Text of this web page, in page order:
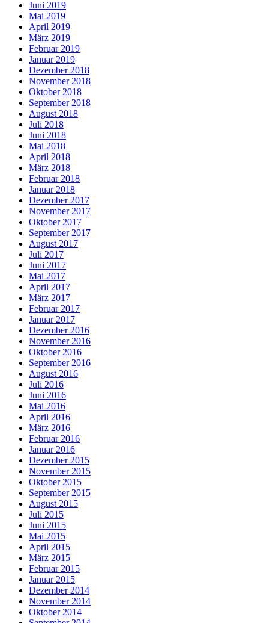
Juni 2019
Mai 2019
April 2019
März 2019
Februar 2019
Januar 2019
Dezember 2018
November 2018
Oktober 2018
September 2018
August 2018
Juli 2018
Juni 2018
Mai 2018
April 2018
März 2018
Februar 2018
Januar 2018
Dezember 2017
November 2017
Oktober 2017
September 2017
August 2017
Juli 2017
Juni 2017
Mai 2017
April 2017
März 2017
Februar 2017
Januar 2017
Dezember 2016
November 2016
Oktober 2016
September 2016
August 2016
Juli 2016
Juni 2016
Mai 2016
April 2016
März 2016
Februar 2016
Januar 2016
Dezember 2015
November 2015
Oktober 2015
September 2015
August 2015
Juli 2015
Juni 2015
Mai 2015
April 2015
März 2015
Februar 2015
Januar 2015
Dezember 2014
November 2014
Oktober 2014